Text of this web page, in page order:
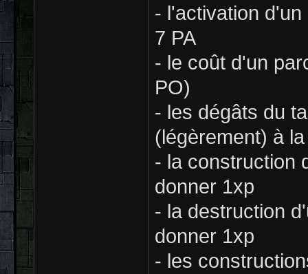
- l'activation
7 PA
- le coût d'un
PO)
- les dégâts du
(légèrement) à
- la construction
donner 1xp
- la destruction
donner 1xp
- les